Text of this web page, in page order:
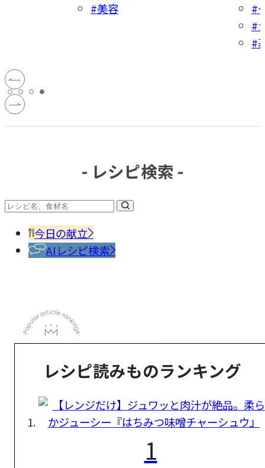
#美容
#
#
#
- レシピ検索 -
今日の献立
AIレシピ検索
レシピ読みものランキング
1